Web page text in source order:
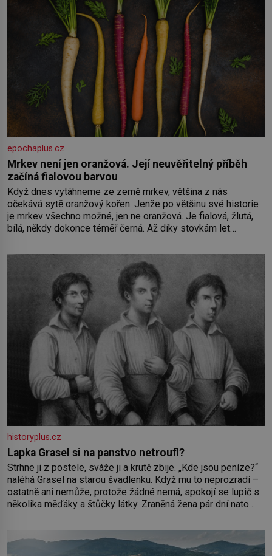
epochaplus.cz
Mrkev není jen oranžová. Její neuvěřitelný příběh
začíná fialovou barvou
Když dnes vytáhneme ze země mrkev, většina z nás
očekává sytě oranžový kořen. Jenže po většinu své historie
je mrkev všechno možné, jen ne oranžová. Je fialová, žlutá,
bílá, někdy dokonce téměř černá. Až díky stovkám let
českou zahradu ani nedokážeme představit. Její příběh je
historyplus.cz
Lapka Grasel si na panstvo netroufl?
Strhne ji z postele, sváže ji a krutě zbije. „Kde jsou peníze?“
naléhá Grasel na starou švadlenku. Když mu to neprozradí –
ostatně ani nemůže, protože žádné nemá, spokojí se lupič s
několika měďáky a štůčky látky. Zraněná žena pár dní nato
dlouho po jeho smrti